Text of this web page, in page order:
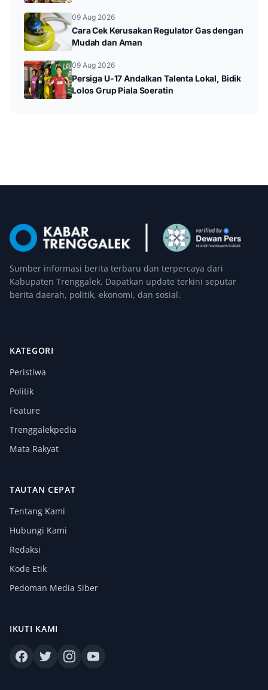
09 Aug 2026
Cara Cek Kerusakan Regulator Gas dengan
Mudah dan Aman
09 Aug 2026
Persiga U-17 Andalkan Talenta Lokal, Bidik
Lolos Grup Piala Soeratin
Sumber informasi berita terbaru dan terpercaya dari
Kabupaten Trenggalek. Dapatkan update terkini seputar
berita daerah, politik, ekonomi, dan sosial.
KATEGORI
Peristiwa
Politik
Feature
Trenggalekpedia
Mata Rakyat
TAUTAN CEPAT
Tentang Kami
Hubungi Kami
Redaksi
Kode Etik
Pedoman Media Siber
IKUTI KAMI